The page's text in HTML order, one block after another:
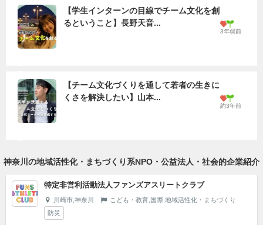
【学生インターンの目線でチーム文化を創
るということ】長野天音...
3年弱前
【チーム文化づくりを通して若者の生きに
くさを解決したい】山本...
約3年前
神奈川の地域活性化・まちづくり系NPO・公益法人・社会的企業紹介
特定非営利活動法人ファンズアスリートクラブ
川崎市,神奈川
こども・教育,国際,地域活性化・まちづくり
防災